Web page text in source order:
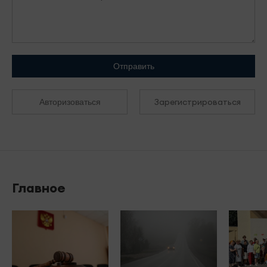
Отправить
Авторизоваться Зарегистрироваться
Главное